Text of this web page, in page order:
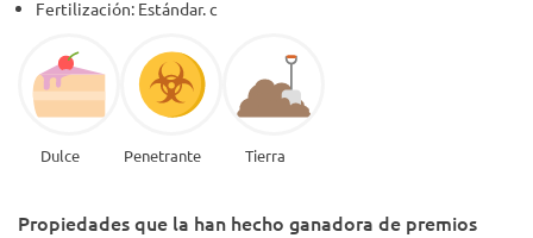
Fertilización: Estándar. c
Dulce Penetrante Tierra
Propiedades que la han hecho ganadora de premios